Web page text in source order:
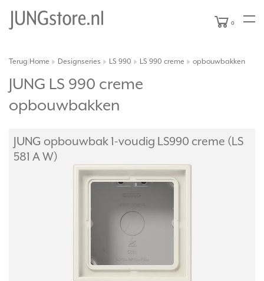
0
Terug Home Designseries LS 990 LS 990 creme opbouwbakken
JUNG LS 990 creme
opbouwbakken
JUNG opbouwbak 1-voudig LS990 creme (LS
581 A W)